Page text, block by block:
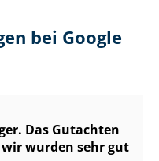
bei Google
Das Gutachten
wurden sehr gut